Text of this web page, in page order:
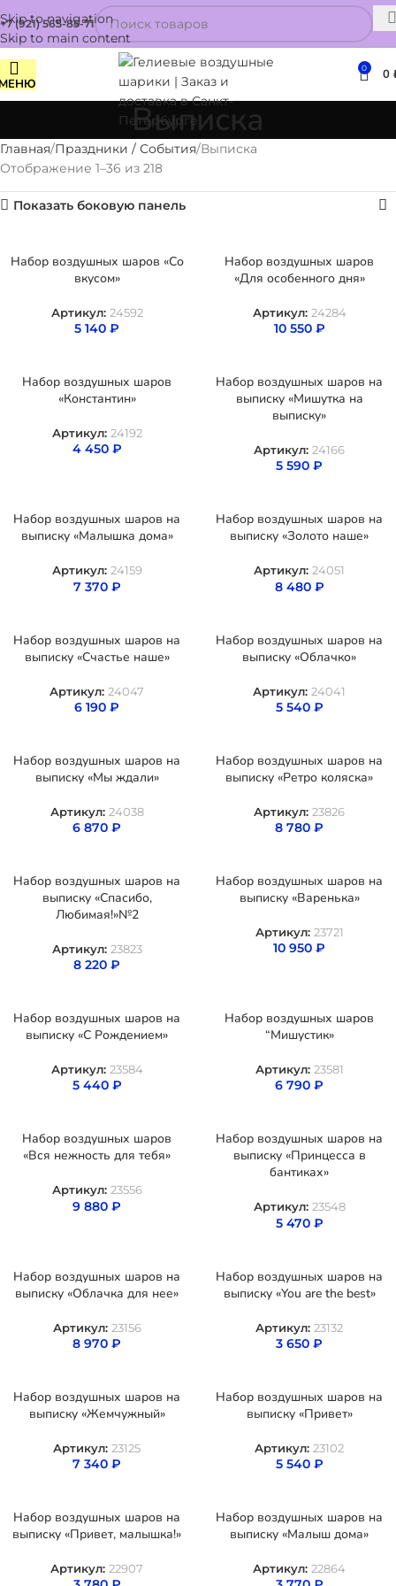
Skip to navigation
Skip to main content
+7 (921) 565-85-71
0 0
Выписка
Главная Праздники / События Выписка
Отображение 1–36 из 218
Показать боковую панель
Набор воздушных шаров «Со
вкусом»
Артикул: 24592
5 140 ₽
Набор воздушных шаров
«Для особенного дня»
Артикул: 24284
10 550 ₽
Набор воздушных шаров
«Константин»
Артикул: 24192
4 450 ₽
Набор воздушных шаров на
выписку «Мишутка на
выписку»
Артикул: 24166
5 590 ₽
Набор воздушных шаров на
выписку «Малышка дома»
Артикул: 24159
7 370 ₽
Набор воздушных шаров на
выписку «Золото наше»
Артикул: 24051
8 480 ₽
Набор воздушных шаров на
выписку «Счастье наше»
Артикул: 24047
6 190 ₽
Набор воздушных шаров на
выписку «Облачко»
Артикул: 24041
5 540 ₽
Набор воздушных шаров на
выписку «Мы ждали»
Артикул: 24038
6 870 ₽
Набор воздушных шаров на
выписку «Ретро коляска»
Артикул: 23826
8 780 ₽
Набор воздушных шаров на
выписку «Спасибо,
Любимая!»№2
Артикул: 23823
8 220 ₽
Набор воздушных шаров на
выписку «Варенька»
Артикул: 23721
10 950 ₽
Набор воздушных шаров на
выписку «С Рождением»
Артикул: 23584
5 440 ₽
Набор воздушных шаров
“Мишустик»
Артикул: 23581
6 790 ₽
Набор воздушных шаров
«Вся нежность для тебя»
Артикул: 23556
9 880 ₽
Набор воздушных шаров на
выписку «Принцесса в
бантиках»
Артикул: 23548
5 470 ₽
Набор воздушных шаров на
выписку «Облачка для нее»
Артикул: 23156
8 970 ₽
Набор воздушных шаров на
выписку «You are the best»
Артикул: 23132
3 650 ₽
Набор воздушных шаров на
выписку «Жемчужный»
Артикул: 23125
7 340 ₽
Набор воздушных шаров на
выписку «Привет»
Артикул: 23102
5 540 ₽
Набор воздушных шаров на
выписку «Привет, малышка!»
Артикул: 22907
Набор воздушных шаров на
выписку «Малыш дома»
Артикул: 22864